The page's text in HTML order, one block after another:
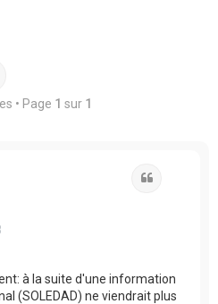
• Page 1 sur 1
à la suite d'une information
(SOLEDAD) ne viendrait plus